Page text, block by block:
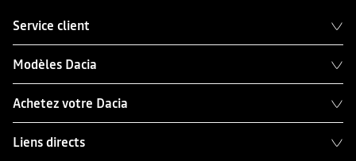
Service client
Modèles Dacia
Achetez votre Dacia
Liens directs